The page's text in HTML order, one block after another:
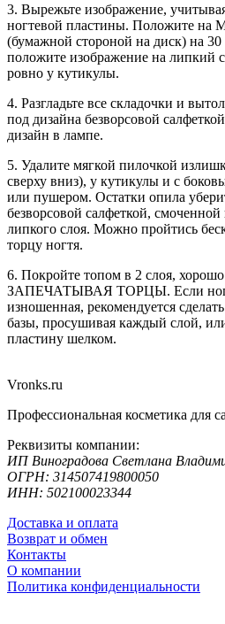
3. Вырежьте изображение,
ногтевой пластины.
(бумажной стороной на диск)
положите изображение на липкий
ровно у кутикулы.
4. Разгладьте все складочки и
под дизайна безворсовой
дизайн в лампе.
5. Удалите мягкой пилочкой
сверху вниз), у кутикулы и с
или пушером. Остатки опила
безворсовой салфеткой,
липкого слоя. Можно пройтись
торцу ногтя.
6. Покройте топом в 2 слоя,
ЗАПЕЧАТЫВАЯ ТОРЦЫ. Если
изношенная, рекомендуется
базы, просушивая каждый слой,
пластину шелком.
Vronks.ru
Профессиональная косметика для
Реквизиты компании:
ИП Виноградова Светлана
ОГРН: 314507419800050
ИНН: 502100023344
Доставка и оплата
Возврат и обмен
Контакты
О компании
Политика конфиденциальности